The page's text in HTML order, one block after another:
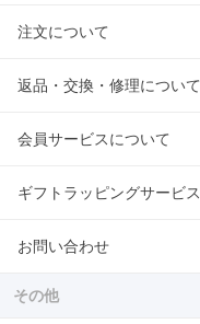
注文について
返品・交換・修理について
会員サービスについて
ギフトラッピングサービス
お問い合わせ
その他